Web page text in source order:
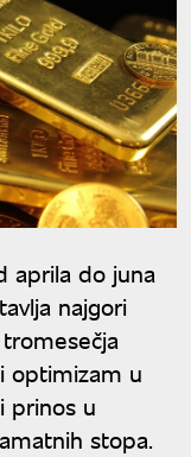
aprila do juna
najgori
optimizam u
prinos u
stopa.